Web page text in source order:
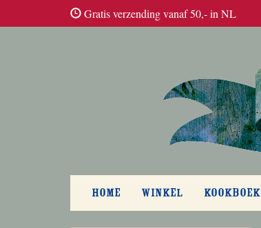
Gratis verzending vanaf 50,- in NL
HOME WINKEL KOOKBOEK